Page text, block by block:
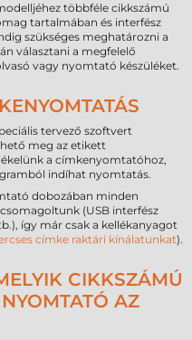
többféle cikkszámú
tartalmában és interfész
szükséges meghatározni a
választani a megfelelő
vagy nyomtató készüléket.
tervező szoftvert
meg az etikett
a címkenyomtatóhoz,
indíhat nyomtatás.
dobozában minden
(USB interfész
így már csak a kellékanyagot
címke raktári kínálatunkat).
CIKKSZÁMÚ
AZ